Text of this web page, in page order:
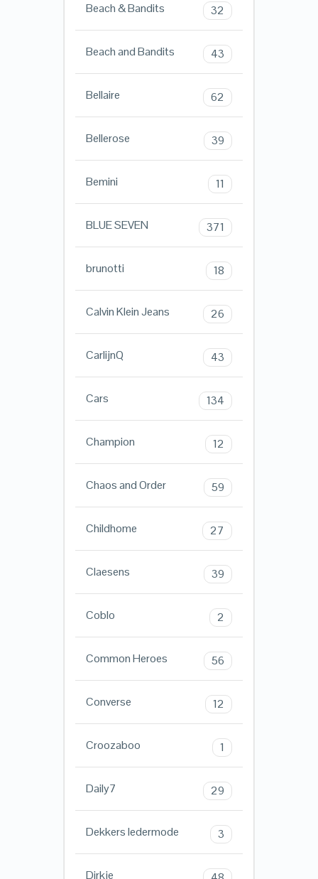
Beach & Bandits 32
Beach and Bandits 43
Bellaire 62
Bellerose 39
Bemini 11
BLUE SEVEN 371
brunotti 18
Calvin Klein Jeans 26
CarlijnQ 43
Cars 134
Champion 12
Chaos and Order 59
Childhome 27
Claesens 39
Coblo 2
Common Heroes 56
Converse 12
Croozaboo 1
Daily7 29
Dekkers ledermode 3
Dirkje